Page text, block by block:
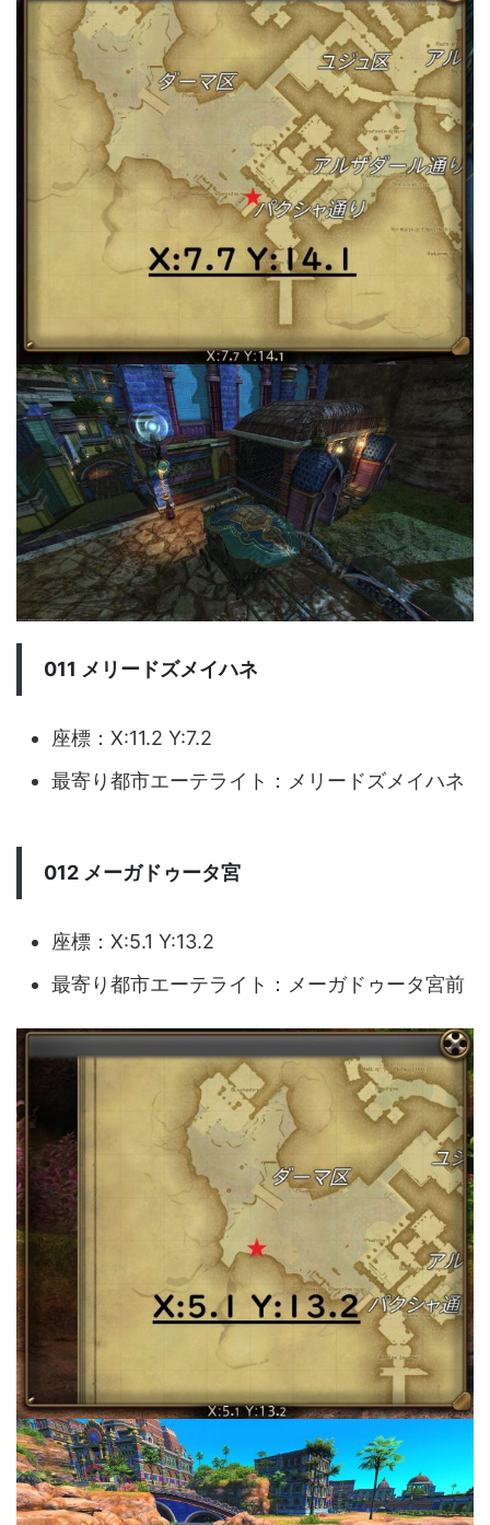
011 メリードズメイハネ
座標：X:11.2 Y:7.2
最寄り都市エーテライト：メリードズメイハネ
012 メーガドゥータ宮
座標：X:5.1 Y:13.2
最寄り都市エーテライト：メーガドゥータ宮前